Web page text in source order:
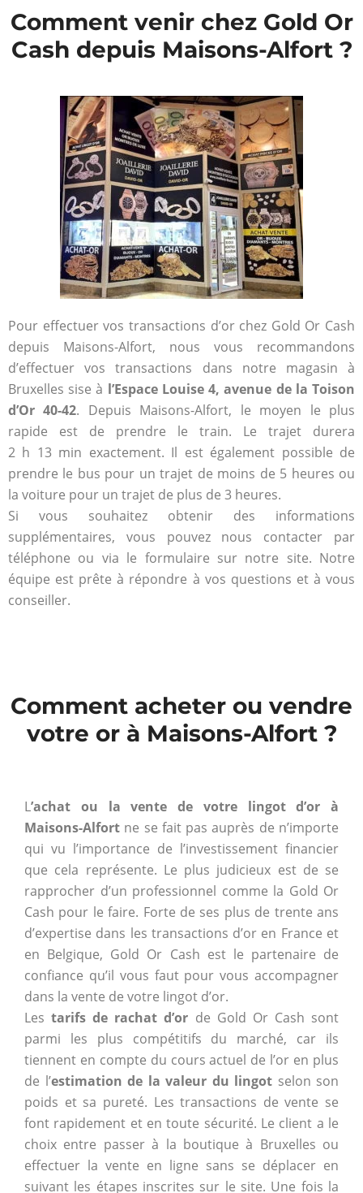
Comment venir chez Gold Or
Cash depuis Maisons-Alfort ?
Pour effectuer vos transactions d’or chez Gold Or Cash
depuis Maisons-Alfort, nous vous recommandons
d’effectuer vos transactions dans notre magasin à
Bruxelles sise à l’Espace Louise 4, avenue de la Toison
d’Or 40-42. Depuis Maisons-Alfort, le moyen le plus
rapide est de prendre le train. Le trajet durera
2 h 13 min exactement. Il est également possible de
prendre le bus pour un trajet de moins de 5 heures ou
la voiture pour un trajet de plus de 3 heures.
Si vous souhaitez obtenir des informations
supplémentaires, vous pouvez nous contacter par
téléphone ou via le formulaire sur notre site. Notre
équipe est prête à répondre à vos questions et à vous
conseiller.
Comment acheter ou vendre
votre or à Maisons-Alfort ?
L’achat ou la vente de votre lingot d’or à
Maisons-Alfort ne se fait pas auprès de n’importe
qui vu l’importance de l’investissement financier
que cela représente. Le plus judicieux est de se
rapprocher d’un professionnel comme la Gold Or
Cash pour le faire. Forte de ses plus de trente ans
d’expertise dans les transactions d’or en France et
en Belgique, Gold Or Cash est le partenaire de
confiance qu’il vous faut pour vous accompagner
dans la vente de votre lingot d’or.
Lestarifs de rachat d’or de Gold Or Cash sont
parmi les plus compétitifs du marché, car ils
tiennent en compte du cours actuel de l’or en plus
de l’estimation de la valeur du lingot selon son
poids et sa pureté. Les transactions de vente se
font rapidement et en toute sécurité. Le client a le
choix entre passer à la boutique à Bruxelles ou
effectuer la vente en ligne sans se déplacer en
suivant les étapes inscrites sur le site. Une fois la